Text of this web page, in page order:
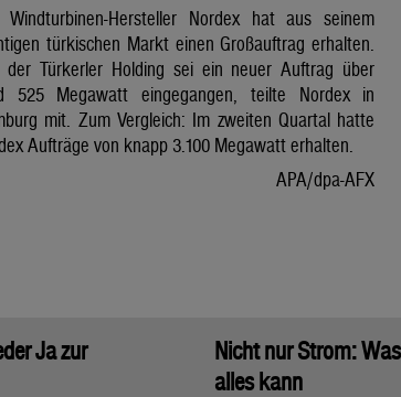
Windturbinen-Hersteller Nordex hat aus seinem
türkischen Markt einen Großauftrag erhalten.
der Türkerler Holding sei ein neuer Auftrag über
525 Megawatt eingegangen, teilte Nordex in
mit. Zum Vergleich: Im zweiten Quartal hatte
Aufträge von knapp 3.100 Megawatt erhalten.
APA/dpa-AFX
Ja zur
Nicht nur Strom:
alles kann